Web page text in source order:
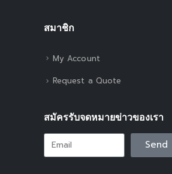
สมาชิก
My Account
Request a Quote
สมัครรับจดหมายข่าวของเรา
Send